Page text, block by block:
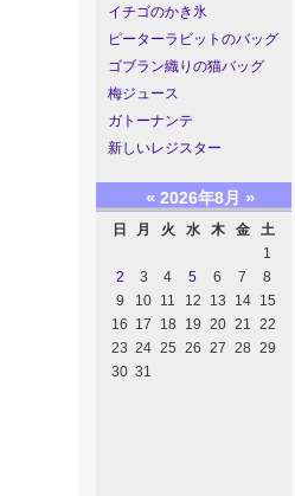
イチゴのかき氷
ピーターラビットのバッグ
ゴブラン織りの猫バッグ
梅ジュース
ガトーナンテ
新しいレジスター
« 2026年8月 »
日 月 火 水 木 金
土
1
2
3 4 5 6 7
8
9
10 11 12 13 14
15
16 17 18 19 20 21 22
23 24 25 26 27 28 29
30 31